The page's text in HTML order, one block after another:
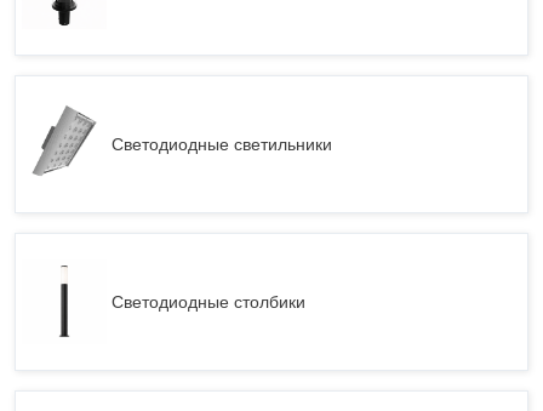
Светодиодные светильники
Светодиодные столбики